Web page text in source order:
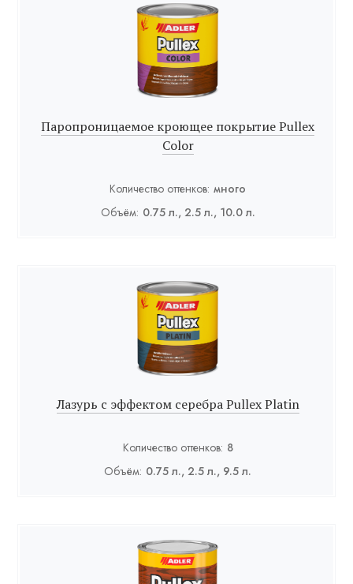
Паропроницаемое кроющее покрытие Pullex
Color
Количество оттенков: много
Объём: 0.75 л., 2.5 л., 10.0 л.
Лазурь с эффектом серебра Pullex Platin
Количество оттенков: 8
Объём: 0.75 л., 2.5 л., 9.5 л.